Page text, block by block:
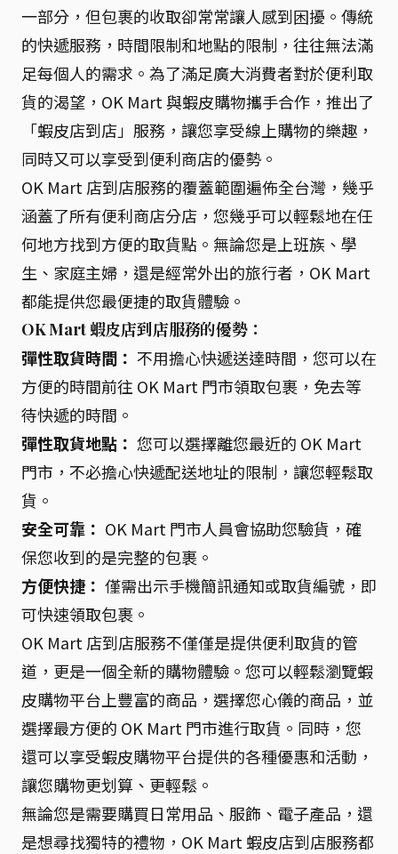
一部分，但包裹的收取卻常常讓人感到困擾。傳統
的快遞服務，時間限制和地點的限制，往往無法滿
足每個人的需求。為了滿足廣大消費者對於便利取
貨的渴望，OK Mart 與蝦皮購物攜手合作，推出了
「蝦皮店到店」服務，讓您享受線上購物的樂趣，
同時又可以享受到便利商店的優勢。
OK Mart 店到店服務的覆蓋範圍遍佈全台灣，幾乎
涵蓋了所有便利商店分店，您幾乎可以輕鬆地在任
何地方找到方便的取貨點。無論您是上班族、學
生、家庭主婦，還是經常外出的旅行者，OK Mart
都能提供您最便捷的取貨體驗。
OK Mart 蝦皮店到店服務的優勢：
彈性取貨時間： 不用擔心快遞送達時間，您可以在
方便的時間前往 OK Mart 門市領取包裹，免去等
待快遞的時間。
彈性取貨地點： 您可以選擇離您最近的 OK Mart
門市，不必擔心快遞配送地址的限制，讓您輕鬆取
貨。
安全可靠： OK Mart 門市人員會協助您驗貨，確
保您收到的是完整的包裹。
方便快捷： 僅需出示手機簡訊通知或取貨編號，即
可快速領取包裹。
OK Mart 店到店服務不僅僅是提供便利取貨的管
道，更是一個全新的購物體驗。您可以輕鬆瀏覽蝦
皮購物平台上豐富的商品，選擇您心儀的商品，並
選擇最方便的 OK Mart 門市進行取貨。同時，您
還可以享受蝦皮購物平台提供的各種優惠和活動，
讓您購物更划算、更輕鬆。
無論您是需要購買日常用品、服飾、電子產品，還
是想尋找獨特的禮物，OK Mart 蝦皮店到店服務都